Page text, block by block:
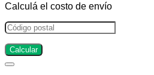
Calculá el costo de envío
Calcular